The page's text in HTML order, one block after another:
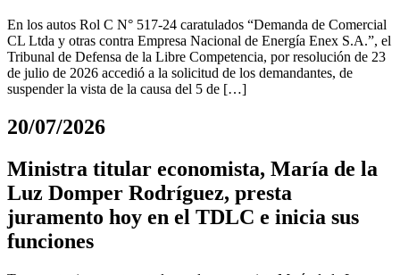
En los autos Rol C N° 517-24 caratulados “Demanda de Comercial
CL Ltda y otras contra Empresa Nacional de Energía Enex S.A.”, el
Tribunal de Defensa de la Libre Competencia, por resolución de 23
de julio de 2026 accedió a la solicitud de los demandantes, de
suspender la vista de la causa del 5 de […]
20/07/2026
Ministra titular economista, María de la
Luz Domper Rodríguez, presta
juramento hoy en el TDLC e inicia sus
funciones